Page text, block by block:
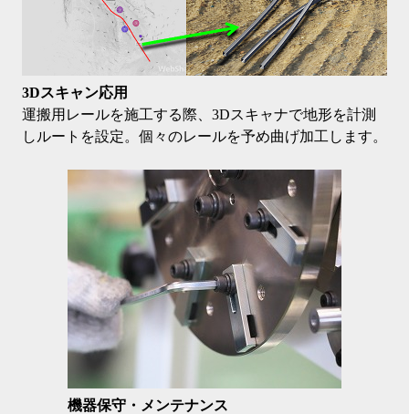
3Dスキャン応用
運搬用レールを施工する際、3Dスキャナで地形を計測
しルートを設定。個々のレールを予め曲げ加工します。
機器保守・メンテナンス